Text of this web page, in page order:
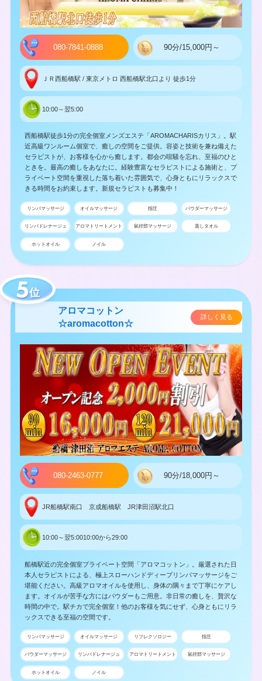
080-7841-0888 90分/15,000円～
ＪＲ西船橋駅 / 東京メトロ 西船橋駅北口より 徒歩1分
10:00～翌5:00
西船橋駅徒歩1分の完全個室メンズエステ「AROMACHARISカリス」。駅
近高級ワンルーム個室で、癒しの空間をご提供。容姿と技術を兼ね備えた
セラピストが、お客様を心から癒します。都会の喧騒を忘れ、至福のひと
ときを。最高の癒しをあなたに。経験豊富なセラピストによる施術と、プ
ライベート空間を重視した落ち着いた雰囲気で、心身ともにリラックスで
きる時間をお約束します。新規セラピストも募集中！
リンパマッサージ オイルマッサージ 指圧 パウダーマッサージ
リンパドレナージュ アロマトリートメント 鼠径部マッサージ 蒸しタオル
ホットオイル ノイル
位
アロマコットン
☆aromacotton☆
詳しく見る
080-2463-0777 90分/18,000円～
JR船橋駅南口 京成船橋駅 JR津田沼駅北口
10:00～翌5:0010:00から29:00
船橋駅近の完全個室プライベート空間「アロマコットン」。厳選された日
本人セラピストによる、極上スローハンドディープリンパマッサージをご
堪能ください。高級アロマオイルを使用し、身体の隅々まで丁寧にケアし
ます。オイルが苦手な方にはパウダーもご用意。非日常の癒しを、贅沢な
時間の中で。駅チカで完全個室！他のお客様を気にせず、心身ともにリラ
ックスできる至福の空間です。
リンパマッサージ オイルマッサージ リフレクソロジー 指圧
パウダーマッサージ リンパドレナージュ アロマトリートメント 鼠径部マッサージ
ホットオイル ノイル